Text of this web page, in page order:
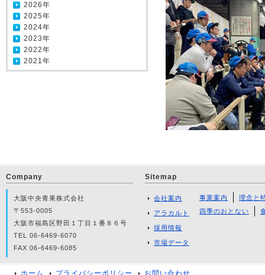
2026年
2025年
2024年
2023年
2022年
2021年
Sitemap
会社案内
アラカルト
採用情報
市場データ
事業案内
理念と
四季のおとない
Company
大阪中央青果株式会社
〒553-0005
大阪市福島区野田１丁目１番８６号
TEL 06-6469-6070
FAX 06-6469-6085
ホーム プライバシーポリシー お問い合わせ